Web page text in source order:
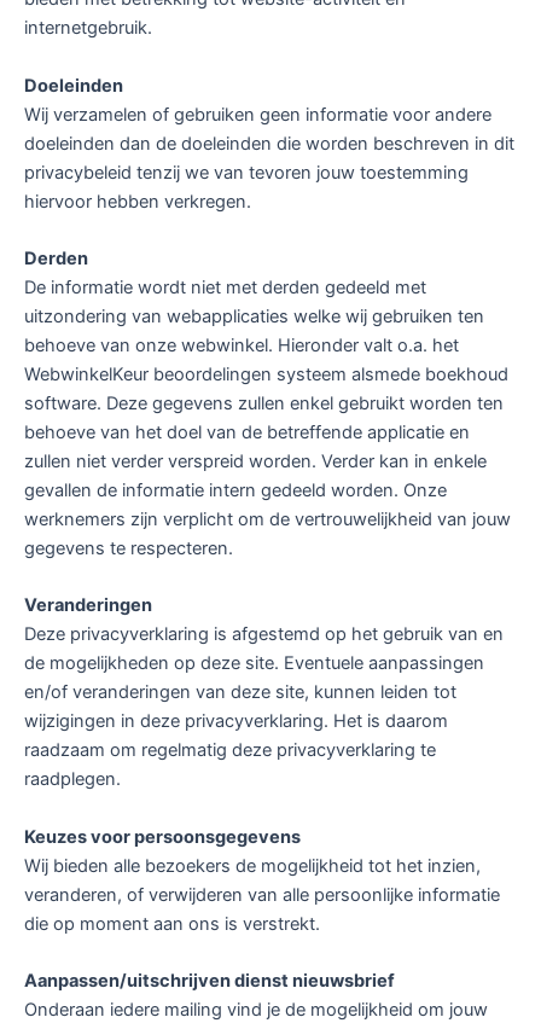
internetgebruik.
Doeleinden
Wij verzamelen of gebruiken geen informatie voor andere
doeleinden dan de doeleinden die worden beschreven in dit
privacybeleid tenzij we van tevoren jouw toestemming
hiervoor hebben verkregen.
Derden
De informatie wordt niet met derden gedeeld met
uitzondering van webapplicaties welke wij gebruiken ten
behoeve van onze webwinkel. Hieronder valt o.a. het
WebwinkelKeur beoordelingen systeem alsmede boekhoud
software. Deze gegevens zullen enkel gebruikt worden ten
behoeve van het doel van de betreffende applicatie en
zullen niet verder verspreid worden. Verder kan in enkele
gevallen de informatie intern gedeeld worden. Onze
werknemers zijn verplicht om de vertrouwelijkheid van jouw
gegevens te respecteren.
Veranderingen
Deze privacyverklaring is afgestemd op het gebruik van en
de mogelijkheden op deze site. Eventuele aanpassingen
en/of veranderingen van deze site, kunnen leiden tot
wijzigingen in deze privacyverklaring. Het is daarom
raadzaam om regelmatig deze privacyverklaring te
raadplegen.
Keuzes voor persoonsgegevens
Wij bieden alle bezoekers de mogelijkheid tot het inzien,
veranderen, of verwijderen van alle persoonlijke informatie
die op moment aan ons is verstrekt.
Aanpassen/uitschrijven dienst nieuwsbrief
Onderaan iedere mailing vind je de mogelijkheid om jouw